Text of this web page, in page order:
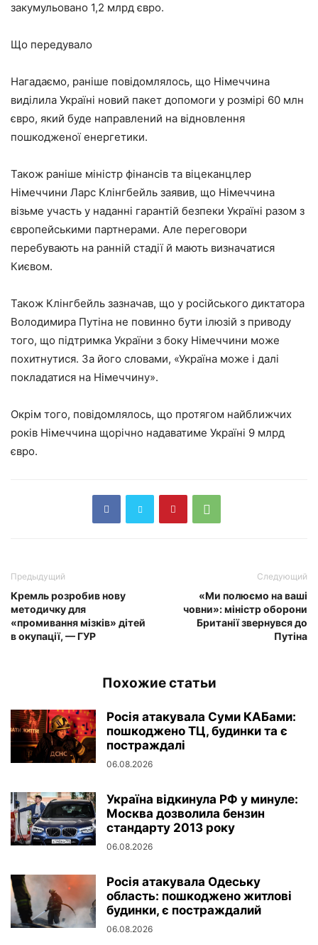
закумульовано 1,2 млрд євро.
Що передувало
Нагадаємо, раніше повідомлялось, що Німеччина
виділила Україні новий пакет допомоги у розмірі 60 млн
євро, який буде направлений на відновлення
пошкодженої енергетики.
Також раніше міністр фінансів та віцеканцлер
Німеччини Ларс Клінгбейль заявив, що Німеччина
візьме участь у наданні гарантій безпеки Україні разом з
європейськими партнерами. Але переговори
перебувають на ранній стадії й мають визначатися
Києвом.
Також Клінгбейль зазначав, що у російського диктатора
Володимира Путіна не повинно бути ілюзій з приводу
того, що підтримка України з боку Німеччини може
похитнутися. За його словами, «Україна може і далі
покладатися на Німеччину».
Окрім того, повідомлялось, що протягом найближчих
років Німеччина щорічно надаватиме Україні 9 млрд
євро.
Предыдущий
Кремль розробив нову
методичку для
«промивання мізків» дітей
в окупації, — ГУР
Следующий
«Ми полюємо на ваші
човни»: міністр оборони
Британії звернувся до
Путіна
Похожие статьи
Росія атакувала Суми КАБами:
пошкоджено ТЦ, будинки та є
постраждалі
06.08.2026
Україна відкинула РФ у минуле:
Москва дозволила бензин
стандарту 2013 року
06.08.2026
Росія атакувала Одеську
область: пошкоджено житлові
будинки, є постраждалий
06.08.2026